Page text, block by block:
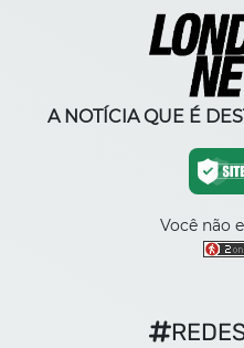
A NOTÍCIA QUE É
Você não